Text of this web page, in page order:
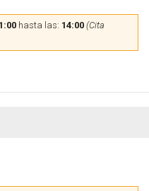
hasta las: 14:00 (Cita